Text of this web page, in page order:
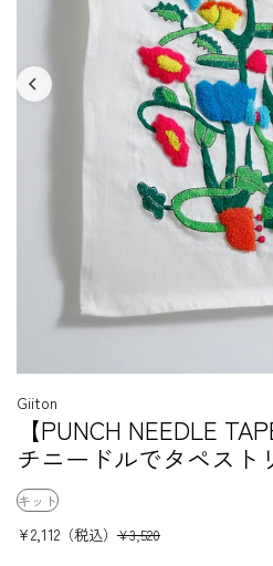
Giiton
【PUNCH NEEDLE
チニードルでタペスト
キット
¥2,112 （税込） ¥3,520